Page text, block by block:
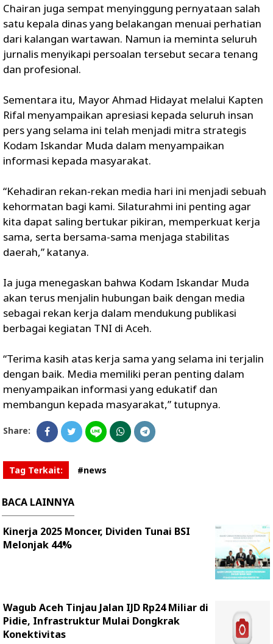
Chairan juga sempat menyinggung pernyataan salah
satu kepala dinas yang belakangan menuai perhatian
dari kalangan wartawan. Namun ia meminta seluruh
jurnalis menyikapi persoalan tersebut secara tenang
dan profesional.
Sementara itu, Mayor Ahmad Hidayat melalui Kapten
Rifal menyampaikan apresiasi kepada seluruh insan
pers yang selama ini telah menjadi mitra strategis
Kodam Iskandar Muda dalam menyampaikan
informasi kepada masyarakat.
“Kehadiran rekan-rekan media hari ini menjadi sebuah
kehormatan bagi kami. Silaturahmi ini penting agar
kita dapat saling bertukar pikiran, memperkuat kerja
sama, serta bersama-sama menjaga stabilitas
daerah,” katanya.
Ia juga menegaskan bahwa Kodam Iskandar Muda
akan terus menjalin hubungan baik dengan media
sebagai rekan kerja dalam mendukung publikasi
berbagai kegiatan TNI di Aceh.
“Terima kasih atas kerja sama yang selama ini terjalin
dengan baik. Media memiliki peran penting dalam
menyampaikan informasi yang edukatif dan
membangun kepada masyarakat,” tutupnya.
Share:
Tag Terkait: #news
BACA LAINNYA
Kinerja 2025 Moncer, Dividen Tunai BSI
Melonjak 44%
Wagub Aceh Tinjau Jalan IJD Rp24 Miliar di
Pidie, Infrastruktur Mulai Dongkrak
Konektivitas